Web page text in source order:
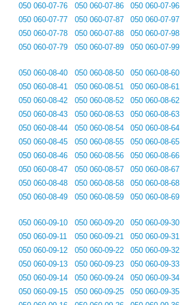
050 060-07-76
050 060-07-77
050 060-07-78
050 060-07-79
050 060-07-86
050 060-07-87
050 060-07-88
050 060-07-89
050 060-07-96
050 060-07-97
050 060-07-98
050 060-07-99
050 060-08-40
050 060-08-41
050 060-08-42
050 060-08-43
050 060-08-44
050 060-08-45
050 060-08-46
050 060-08-47
050 060-08-48
050 060-08-49
050 060-08-50
050 060-08-51
050 060-08-52
050 060-08-53
050 060-08-54
050 060-08-55
050 060-08-56
050 060-08-57
050 060-08-58
050 060-08-59
050 060-08-60
050 060-08-61
050 060-08-62
050 060-08-63
050 060-08-64
050 060-08-65
050 060-08-66
050 060-08-67
050 060-08-68
050 060-08-69
050 060-09-10
050 060-09-11
050 060-09-12
050 060-09-13
050 060-09-14
050 060-09-15
050 060-09-20
050 060-09-21
050 060-09-22
050 060-09-23
050 060-09-24
050 060-09-25
050 060-09-30
050 060-09-31
050 060-09-32
050 060-09-33
050 060-09-34
050 060-09-35